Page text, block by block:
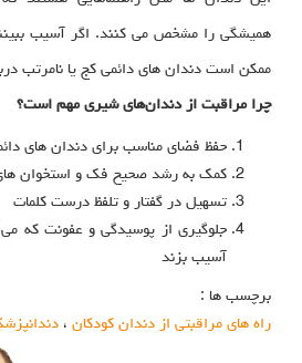
همیشگی را مشخص می‌ کنند. اگر آسیب ببینند
ممکن است دندان‌ های دائمی کج یا نامرتب
چرا مراقبت از دندان‌های شیری مهم است؟
حفظ فضای مناسب برای دندان‌ های
کمک به رشد صحیح فک و استخوان‌
تسهیل در گفتار و تلفظ درست کلمات
جلوگیری از پوسیدگی و عفونت که می‌
آسیب بزند
برچسب ها :
راه های مراقبتی از دندان کودکان،